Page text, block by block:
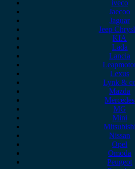
iveco
Jaecoo
Jaguar
Jeep
KIA
Lada
Lancia
Lexus
Lynk &
Mazda
Mercedes
MG
Mini
Mitsubishi
Nissan
Opel
Omoda
Peugeot